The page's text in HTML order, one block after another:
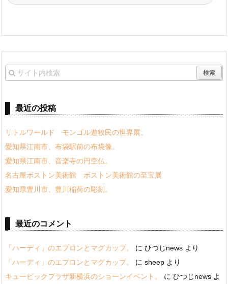
最近の投稿
リトルワールド モンゴル遊牧民の世界展。
愛知県江南市、布袋駅前の布袋像。
愛知県江南市、音楽寺の円空仏。
名古屋ボストン美術館 ボストン美術館の至宝展
愛知県豊川市、豊川稲荷の彫刻。
最近のコメント
「ハーディ」のエプロンとマグカップ。 に ひつじnews より
「ハーディ」のエプロンとマグカップ。
に sheep より
キュービックプラザ新横浜のショーンイベント。
に ひつじnews よ